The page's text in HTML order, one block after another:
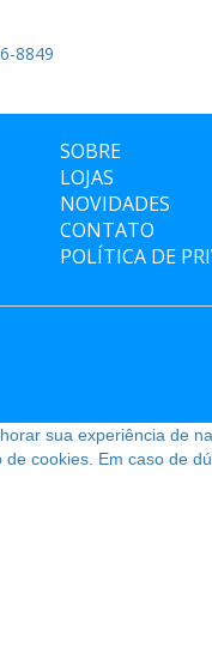
8849
SOBRE
LOJAS
NOVIDADES
CONTATO
POLÍTICA DE
sua experiência de
cookies. Em caso de